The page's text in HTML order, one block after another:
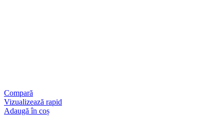
Compară
Vizualizează rapid
Adaugă în coș